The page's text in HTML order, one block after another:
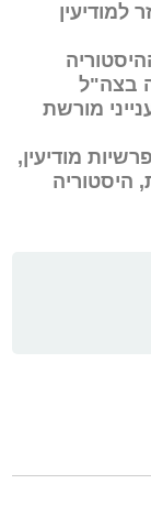
בצה"ל
מורשת
מודיעין,
היסטוריה